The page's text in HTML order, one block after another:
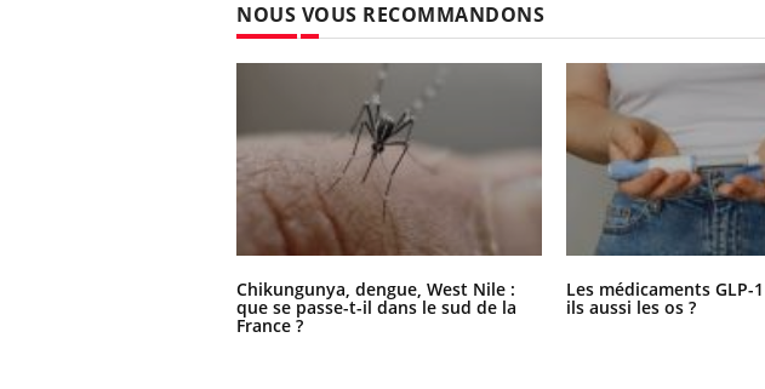
NOUS VOUS RECOMMANDONS
Chikungunya, dengue, West Nile :
que se passe-t-il dans le sud de la
France ?
Les médicaments GLP-
ils aussi les os ?